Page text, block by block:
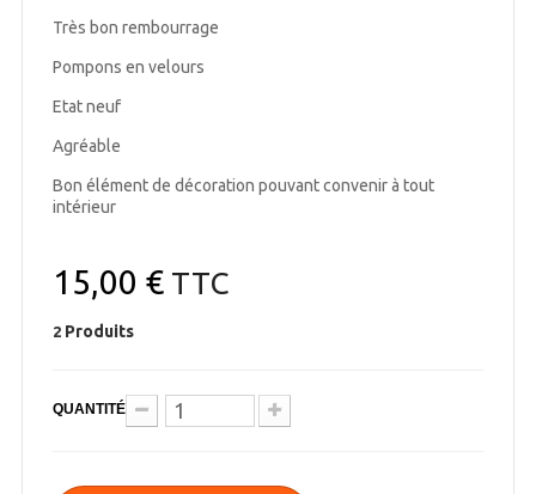
Très bon rembourrage
Pompons en velours
Etat neuf
Agréable
Bon élément de décoration pouvant convenir à tout
intérieur
15,00 €TTC
2 Produits
QUANTITÉ